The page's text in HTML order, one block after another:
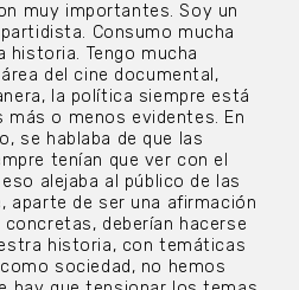
muy importantes. Soy un
Consumo mucha
Tengo mucha
del cine documental,
la política siempre está
más o menos evidentes. En
se hablaba de que las
tenían que ver con el
alejaba al público de las
aparte de ser una afirmación
deberían hacerse
historia, con temáticas
sociedad, no hemos